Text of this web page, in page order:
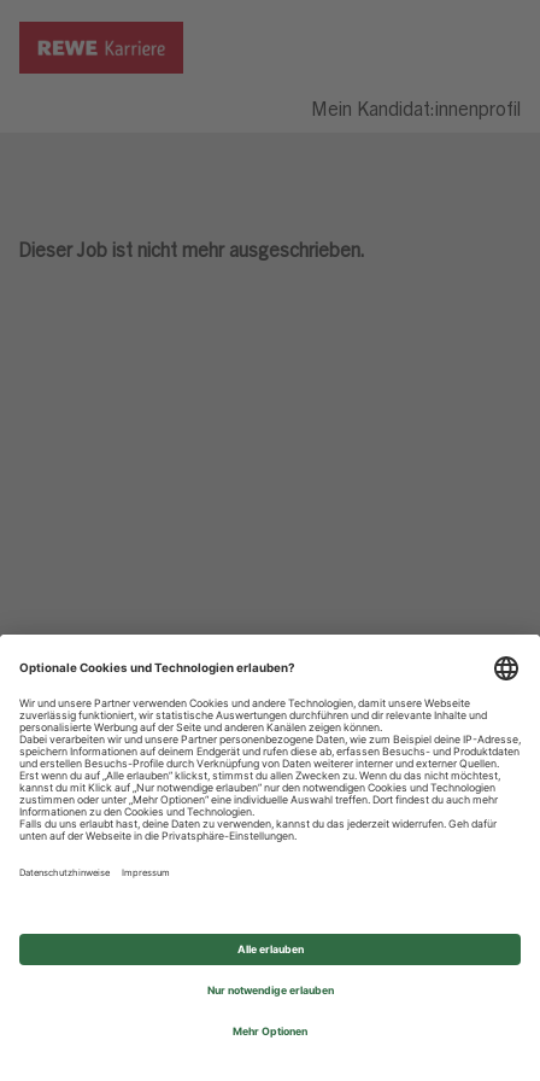
Mein Kandidat:innenprofil
Dieser Job ist nicht mehr ausgeschrieben.
Datenschutzhinweise
Impressum
Privatsphäre-Einstellungen
© 2026 REWE Group - All rights reserved